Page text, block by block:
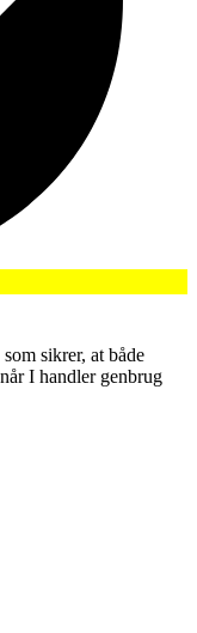
sikrer, at både
I handler genbrug